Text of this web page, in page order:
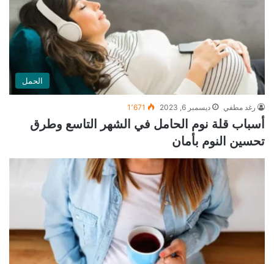
الحمل
رغد مطفي ديسمبر 6, 2023 1٬671
أسباب قلة نوم الحامل في الشهر التاسع وطرق
تحسين النوم بأمان